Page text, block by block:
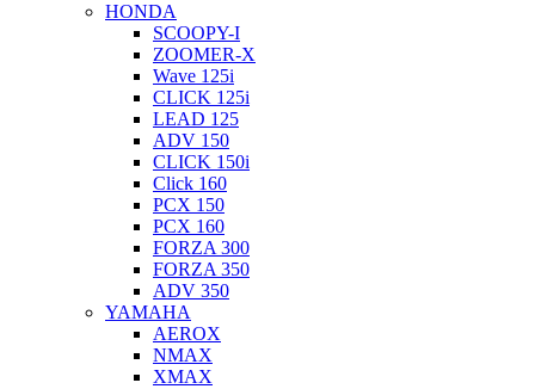
HONDA
SCOOPY-I
ZOOMER-X
Wave 125i
CLICK 125i
LEAD 125
ADV 150
CLICK 150i
Click 160
PCX 150
PCX 160
FORZA 300
FORZA 350
ADV 350
YAMAHA
AEROX
NMAX
XMAX